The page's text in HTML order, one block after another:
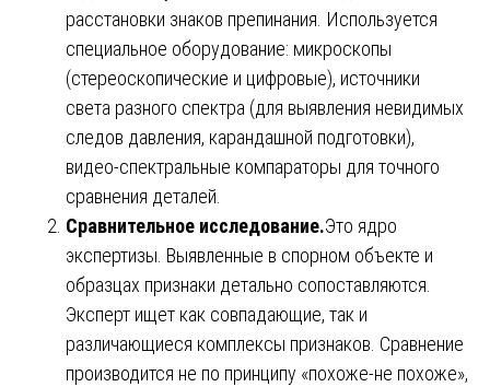
расстановки знаков препинания. Используется
специальное оборудование: микроскопы
(стереоскопические и цифровые), источники
света разного спектра (для выявления невидимых
следов давления, карандашной подготовки),
видео-спектральные компараторы для точного
сравнения деталей.
Сравнительное исследование.Это ядро
экспертизы. Выявленные в спорном объекте и
образцах признаки детально сопоставляются.
Эксперт ищет как совпадающие, так и
различающиеся комплексы признаков. Сравнение
производится не по принципу «похоже-не похоже»,